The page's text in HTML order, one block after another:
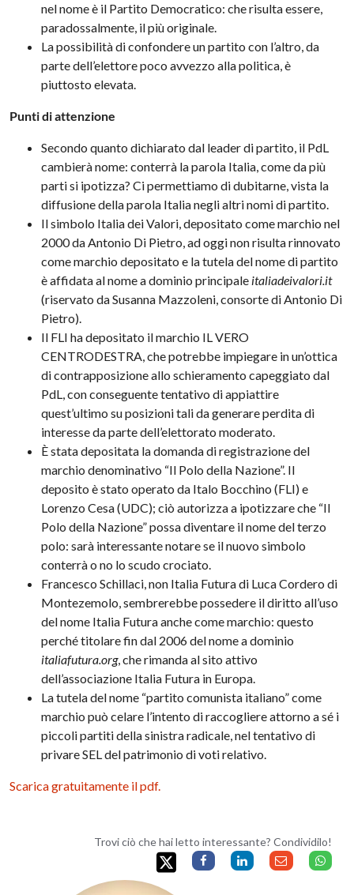
nel nome è il Partito Democratico: che risulta essere,
paradossalmente, il più originale.
La possibilità di confondere un partito con l’altro, da
parte dell’elettore poco avvezzo alla politica, è
piuttosto elevata.
Punti di attenzione
Secondo quanto dichiarato dal leader di partito, il PdL
cambierà nome: conterrà la parola Italia, come da più
parti si ipotizza? Ci permettiamo di dubitarne, vista la
diffusione della parola Italia negli altri nomi di partito.
Il simbolo Italia dei Valori, depositato come marchio nel
2000 da Antonio Di Pietro, ad oggi non risulta rinnovato
come marchio depositato e la tutela del nome di partito
è affidata al nome a dominio principale italiadeivalori.it
(riservato da Susanna Mazzoleni, consorte di Antonio Di
Pietro).
Il FLI ha depositato il marchio IL VERO
CENTRODESTRA, che potrebbe impiegare in un’ottica
di contrapposizione allo schieramento capeggiato dal
PdL, con conseguente tentativo di appiattire
quest’ultimo su posizioni tali da generare perdita di
interesse da parte dell’elettorato moderato.
È stata depositata la domanda di registrazione del
marchio denominativo “Il Polo della Nazione”. Il
deposito è stato operato da Italo Bocchino (FLI) e
Lorenzo Cesa (UDC); ciò autorizza a ipotizzare che “Il
Polo della Nazione” possa diventare il nome del terzo
polo: sarà interessante notare se il nuovo simbolo
conterrà o no lo scudo crociato.
Francesco Schillaci, non Italia Futura di Luca Cordero di
Montezemolo, sembrerebbe possedere il diritto all’uso
del nome Italia Futura anche come marchio: questo
perché titolare fin dal 2006 del nome a dominio
italiafutura.org, che rimanda al sito attivo
dell’associazione Italia Futura in Europa.
La tutela del nome “partito comunista italiano” come
marchio può celare l’intento di raccogliere attorno a sé i
piccoli partiti della sinistra radicale, nel tentativo di
privare SEL del patrimonio di voti relativo.
Scarica gratuitamente il pdf.
Trovi ciò che hai letto interessante? Condividilo!